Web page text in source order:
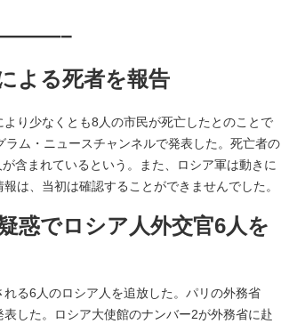
よる死者を報告
り少なくとも8人の市民が死亡したとのことで
ム・ニュースチャンネルで発表した。死亡者の
含まれているという。また、ロシア軍は動きに
は、当初は確認することができませんでした。
惑でロシア人外交官6人を
る6人のロシア人を追放した。パリの外務省
した。ロシア大使館のナンバー2が外務省に赴